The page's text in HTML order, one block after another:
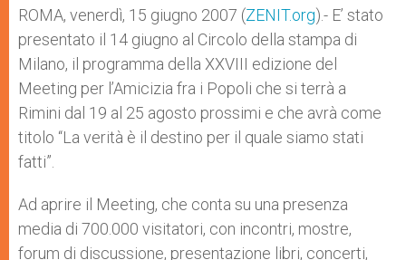
p
p
g
e
r
o
k
r
ROMA, venerdì, 15 giugno 2007 (ZENIT.org).- E’ stato
presentato il 14 giugno al Circolo della stampa di
Milano, il programma della XXVIII edizione del
Meeting per l’Amicizia fra i Popoli che si terrà a
Rimini dal 19 al 25 agosto prossimi e che avrà come
titolo “La verità è il destino per il quale siamo stati
fatti”.
Ad aprire il Meeting, che conta su una presenza
media di 700.000 visitatori, con incontri, mostre,
forum di discussione, presentazione libri, concerti,